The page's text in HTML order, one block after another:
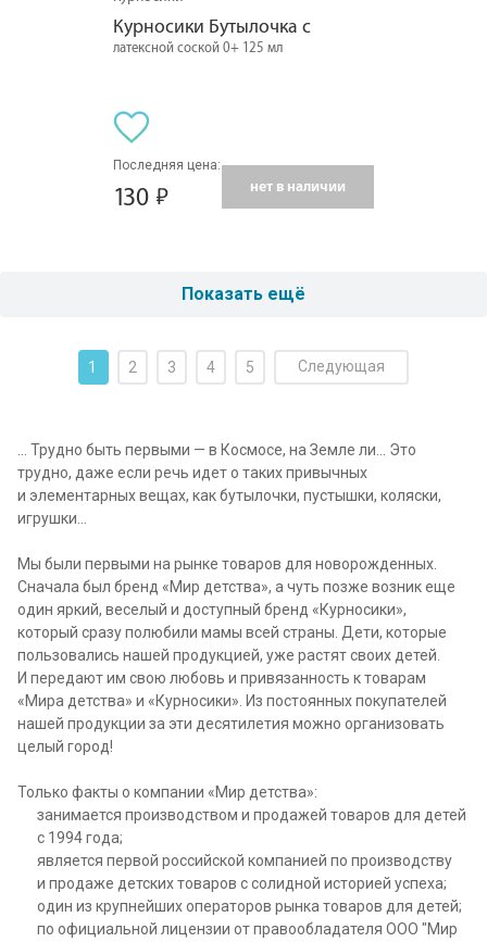
Курносики Бутылочка с
латексной соской 0+ 125 мл
Последняя цена:
130 нет в наличии
Показать ещё
1 2 3 4 5 Следующая
... Трудно быть первыми — в Космосе, на Земле ли... Это
трудно, даже если речь идет о таких привычных
и элементарных вещах, как бутылочки, пустышки, коляски,
игрушки...
Мы были первыми на рынке товаров для новорожденных.
Сначала был бренд «Мир детства», а чуть позже возник еще
один яркий, веселый и доступный бренд «Курносики»,
который сразу полюбили мамы всей страны. Дети, которые
пользовались нашей продукцией, уже растят своих детей.
И передают им свою любовь и привязанность к товарам
«Мира детства» и «Курносики». Из постоянных покупателей
нашей продукции за эти десятилетия можно организовать
целый город!
Только факты о компании «Мир детства»:
занимается производством и продажей товаров для детей
с 1994 года;
является первой российской компанией по производству
и продаже детских товаров с солидной историей успеха;
один из крупнейших операторов рынка товаров для детей;
по официальной лицензии от правообладателя ООО "Мир